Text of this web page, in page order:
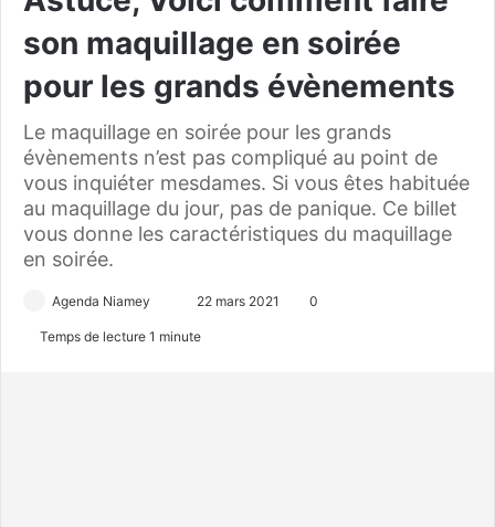
son maquillage en soirée
pour les grands évènements
Le maquillage en soirée pour les grands
évènements n’est pas compliqué au point de
vous inquiéter mesdames. Si vous êtes habituée
au maquillage du jour, pas de panique. Ce billet
vous donne les caractéristiques du maquillage
en soirée.
Agenda Niamey
n
22 mars 2021 0
Temps de lecture 1 minute